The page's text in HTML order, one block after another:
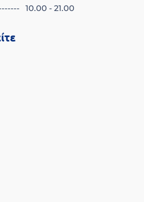
10.00 - 21.00